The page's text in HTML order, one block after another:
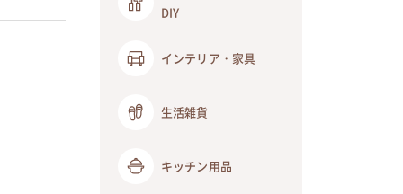
DIY
インテリア・家具
生活雑貨
キッチン用品